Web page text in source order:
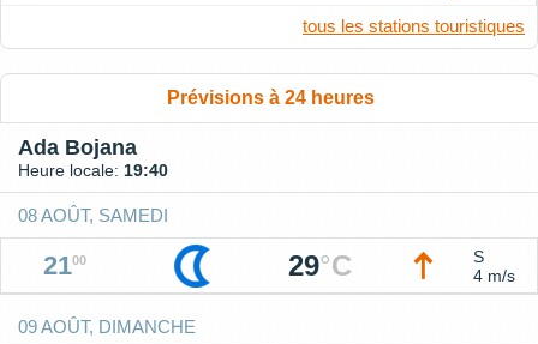
tous les stations touristiques
Prévisions à 24 heures
Ada Bojana
Heure locale: 19:40
08 AOÛT, SAMEDI
2100 29°C
S
4 m/s
09 AOÛT, DIMANCHE